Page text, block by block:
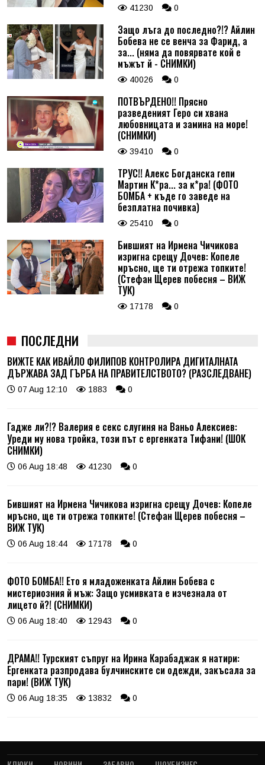
41230 0
Защо лъга до последно?!? Айлин
Бобева не се венча за Фарид, а
за... (няма да повярвате кой е
мъжът й - СНИМКИ)
40026 0
ПОТВЪРДЕНО!! Прясно
разведеният Геро си хвана
любовницата и замина на море!
(СНИМКИ)
39410 0
ТРУС!! Алекс Богданска гепи
Мартин К*ра... за к*ра! (ФОТО
БОМБА + къде го заведе на
безплатна почивка)
25410 0
Бившият на Ирмена Чичикова
изригна срещу Дочев: Копеле
мръсно, ще ти отрежа топките!
(Стефан Щерев побесня – ВИЖ
ТУК)
17178 0
ПОСЛЕДНИ
ВИЖТЕ КАК ИВАЙЛО ФИЛИПОВ КОНТРОЛИРА ДИГИТАЛНАТА
ДЪРЖАВА ЗАД ГЪРБА НА ПРАВИТЕЛСТВОТО? (РАЗСЛЕДВАНЕ)
07 Aug 12:10 1883 0
Гадже ли?!? Валерия е секс слугиня на Ваньо Алексиев:
Уреди му нова тройка, този път с ергенката Тифани! (ШОК
СНИМКИ)
06 Aug 18:48 41230 0
Бившият на Ирмена Чичикова изригна срещу Дочев: Копеле
мръсно, ще ти отрежа топките! (Стефан Щерев побесня –
ВИЖ ТУК)
06 Aug 18:44 17178 0
ФОТО БОМБА!! Ето я младоженката Айлин Бобева с
мистериозния й мъж: Защо усмивката е изчезнала от
лицето й?! (СНИМКИ)
06 Aug 18:40 12943 0
ДРАМА!! Турският съпруг на Ирина Карабаджак я натири:
Ергенката разпродава булчинските си одежди, закъсала за
пари! (ВИЖ ТУК)
06 Aug 18:35 13832 0